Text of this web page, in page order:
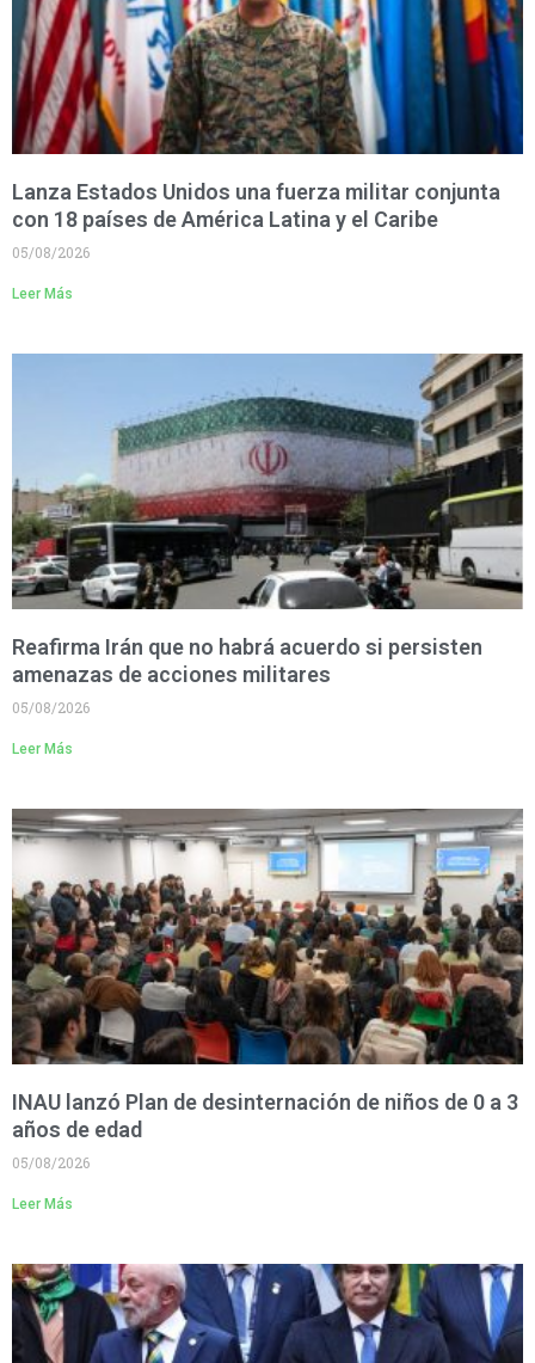
Lanza Estados Unidos una fuerza militar conjunta
con 18 países de América Latina y el Caribe
05/08/2026
Leer Más
Reafirma Irán que no habrá acuerdo si persisten
amenazas de acciones militares
05/08/2026
Leer Más
INAU lanzó Plan de desinternación de niños de 0 a 3
años de edad
05/08/2026
Leer Más